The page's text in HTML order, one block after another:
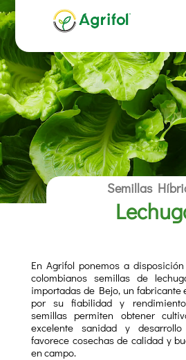
Semillas
En Agrifol ponemos a
colombianos semillas de
importadas de Bejo, un fabricante
por su fiabilidad y
semillas permiten obtener
excelente sanidad y
favorece cosechas de calidad y
en campo.